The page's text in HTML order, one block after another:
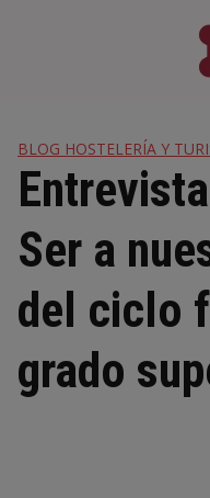
BLOG HOSTELERÍA Y
Ser a
del ciclo
grado